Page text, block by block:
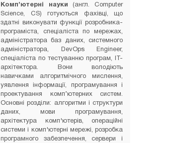
Комп’ютерні науки
(англ. Computer
Science, CS) готуються фахівці, що
здатні виконувати функції розробника-
програміста, спеціаліста по мережах,
адміністратора баз даних, системного
адміністратора, DevOps Engineer,
спеціаліста по тестуванню програм, IT-
архітектора. Вони володіють
навичками алгоритмічного мислення,
уявлення інформації, програмування і
проектування комп’ютерних систем.
Основні розділи: алгоритми і структури
даних, мови програмування,
архітектура комп'ютерів, операційні
системи і комп'ютерні мережі, розробка
програмного забезпечення, сервери і